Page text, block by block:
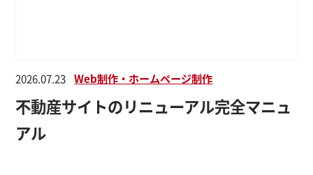
2026.07.23 Web制作・ホームページ制作
不動産サイトのリニューアル完全マニュ
アル